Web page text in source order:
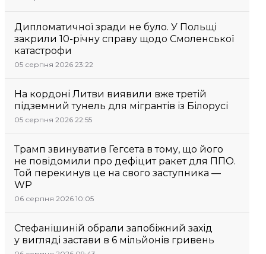
Дипломатичної зради не було. У Польщі
закрили 10-річну справу щодо Смоленської
катастрофи
05 серпня 2026 23:22
На кордоні Литви виявили вже третій
підземний тунель для мігрантів із Білорусі
05 серпня 2026 22:55
Трамп звинуватив Гегсета в тому, що його
не повідомили про дефіцит ракет для ППО.
Той перекинув це на свого заступника —
WP
06 серпня 2026 10:05
Стефанішиній обрали запобіжний захід
у вигляді застави в 6 мільйонів гривень